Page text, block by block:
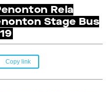
Rela
Stage Bus
Copy link